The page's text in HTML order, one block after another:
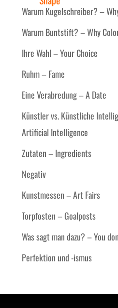
Warum Kugelschreiber? –
Warum Buntstift? – Why
Ihre Wahl – Your Choice
Ruhm – Fame
Eine Verabredung – A Date
Künstler vs. Künstliche
Artificial Intelligence
Zutaten – Ingredients
Negativ
Kunstmessen – Art Fairs
Torpfosten – Goalposts
Was sagt man dazu? – You
Perfektion und -ismus